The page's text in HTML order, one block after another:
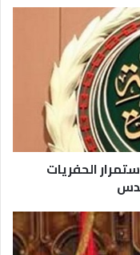
الحفريات